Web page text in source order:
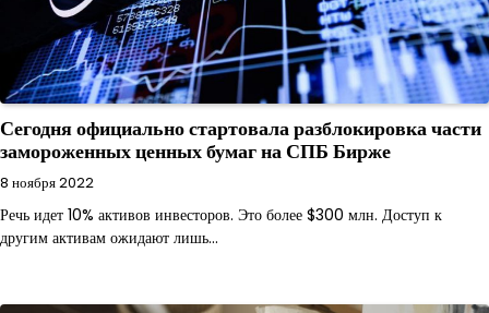
Сегодня официально стартовала разблокировка части
замороженных ценных бумаг на СПБ Бирже
8 ноября 2022
Речь идет 10% активов инвесторов. Это более $300 млн. Доступ к
другим активам ожидают лишь…